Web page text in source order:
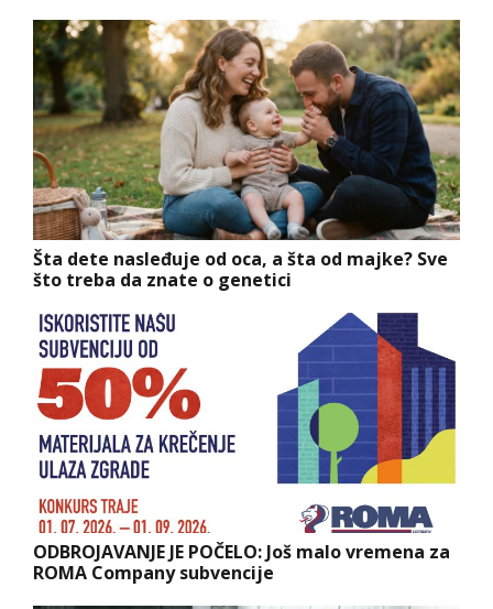
Šta dete nasleđuje od oca, a šta od majke? Sve
što treba da znate o genetici
ODBROJAVANJE JE POČELO: Još malo vremena za
ROMA Company subvencije